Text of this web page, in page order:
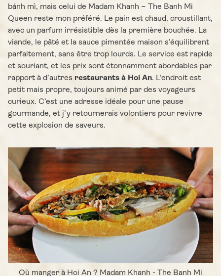
bánh mì, mais celui de Madam Khanh – The Banh Mi
Queen reste mon préféré. Le pain est chaud, croustillant,
avec un parfum irrésistible dès la première bouchée. La
viande, le pâté et la sauce pimentée maison s’équilibrent
parfaitement, sans être trop lourds. Le service est rapide
et souriant, et les prix sont étonnamment abordables par
rapport à d’autres restaurants à Hoi An. L’endroit est
petit mais propre, toujours animé par des voyageurs
curieux. C’est une adresse idéale pour une pause
gourmande, et j’y retournerais volontiers pour revivre
cette explosion de saveurs.
Où manger à Hoi An ? Madam Khanh - The Banh Mi